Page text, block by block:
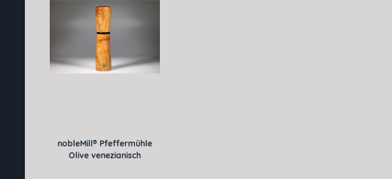
nobleMill® Pfeffermühle
Olive venezianisch